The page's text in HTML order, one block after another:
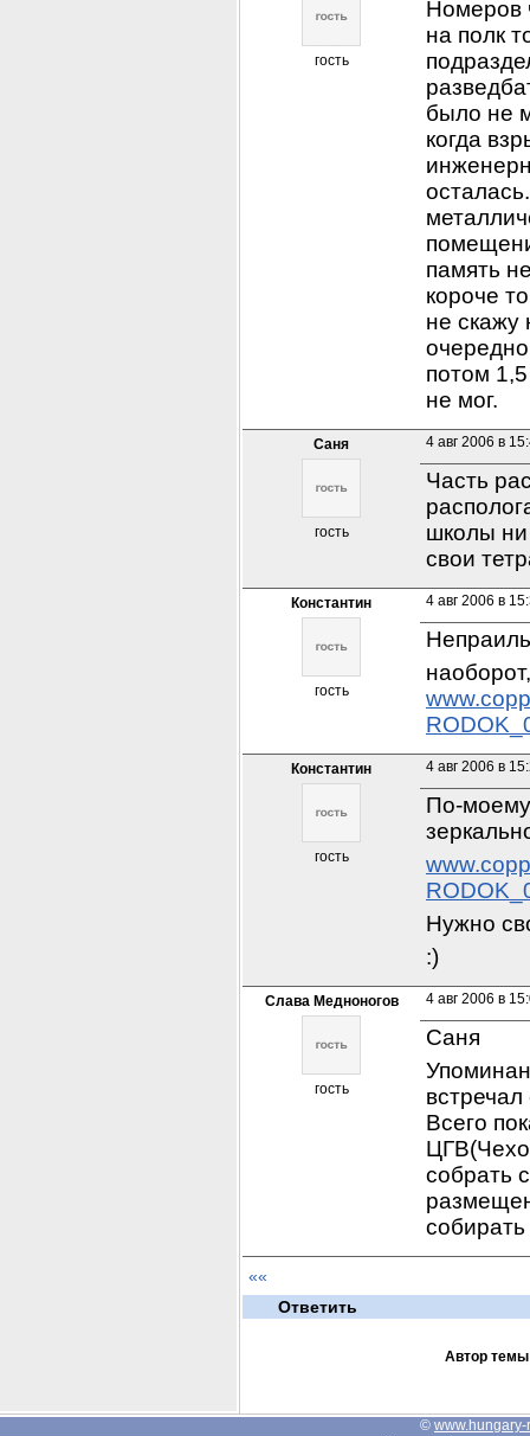
гость
Номеров
на полк
было не
когда
память
короче
не скажу
потом
не мог.
Cаня
гость
4 авг 2006 в
Часть
школы
свои
Константин
гость
4 авг 2006 в
Константин
гость
4 авг 2006 в
По-
Нужно
:)
Слава Медноногов
гость
4 авг 2006 в
Саня
Всего
собрать
««
Ответить
Автор темы
© www.hungary-